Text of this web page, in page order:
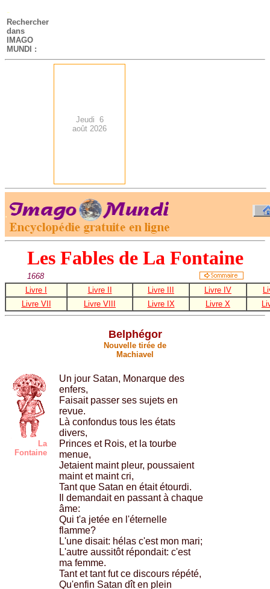
-
Rechercher
dans
IMAGO
MUNDI :
Jeudi 6
août 2026
.
Les Fables de La Fontaine
1668
Livre I
Livre II Livre III Livre IV
Livre VII
Livre VIII Livre IX Livre X
Belphégor
Nouvelle tirée de
Machiavel
La
Fontaine
Un jour Satan, Monarque des
enfers,
Faisait passer ses sujets en
revue.
Là confondus tous les états
divers,
Princes et Rois, et la tourbe
menue,
Jetaient maint pleur, poussaient
maint et maint cri,
Tant que Satan en était étourdi.
Il demandait en passant à chaque
âme:
Qui t'a jetée en l'éternelle
flamme?
L'une disait: hélas c'est mon mari;
L'autre aussitôt répondait: c'est
ma femme.
Tant et tant fut ce discours répété,
Qu'enfin Satan dît en plein